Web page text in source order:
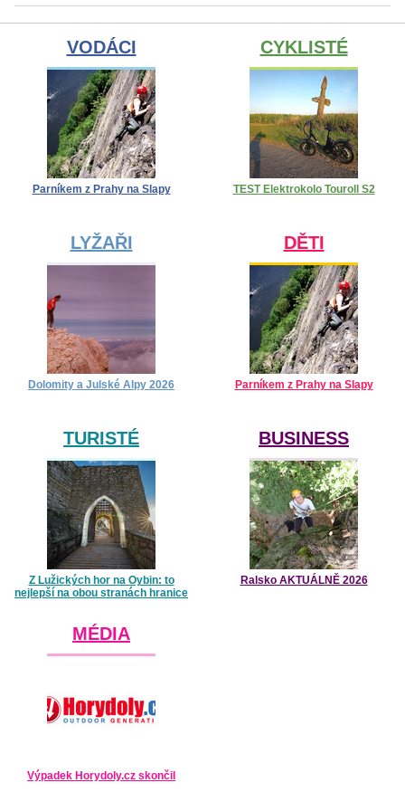
VODÁCI
Parníkem z Prahy na Slapy
CYKLISTÉ
TEST Elektrokolo Touroll S2
LYŽAŘI
Dolomity a Julské Alpy 2026
DĚTI
Parníkem z Prahy na Slapy
TURISTÉ
Z Lužických hor na Oybin: to
nejlepší na obou stranách hranice
BUSINESS
Ralsko AKTUÁLNĚ 2026
MÉDIA
Výpadek Horydoly.cz skončil